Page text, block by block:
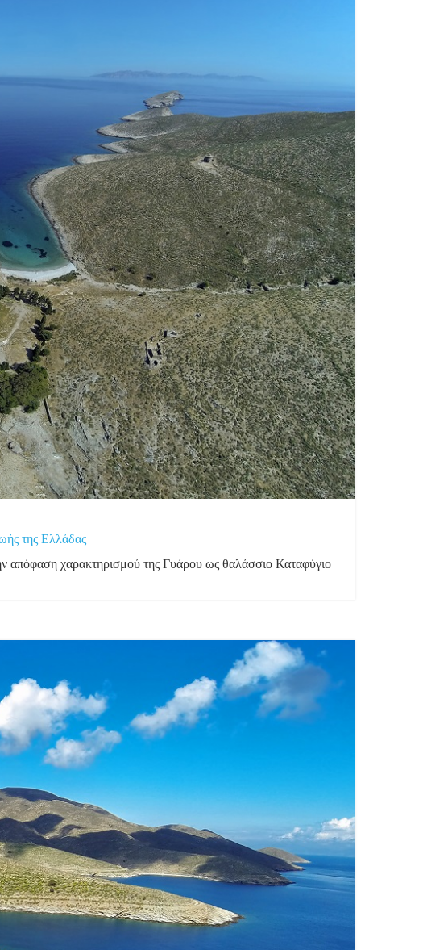
της Ελλάδας
απόφαση χαρακτηρισμού της Γυάρου ως θαλάσσιο Καταφύγιο